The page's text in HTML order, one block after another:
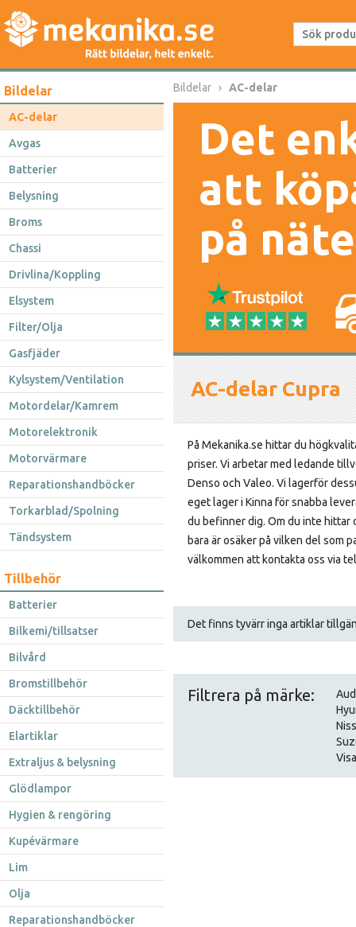
Bildelar
AC-delar
Avgas
Batterier
Belysning
Broms
Chassi
Drivlina/Koppling
Elsystem
Filter/Olja
Gasfjäder
Kylsystem/Ventilation
Motordelar/Kamrem
Motorelektronik
Motorvärmare
Reparationshandböcker
Torkarblad/Spolning
Tändsystem
Tillbehör
Batterier
Bilkemi/tillsatser
Bilvård
Bromstillbehör
Däcktillbehör
Elartiklar
Extraljus & belysning
Glödlampor
Hygien & rengöring
Kupévärmare
Lim
Olja
Reparationshandböcker
Bildelar AC-delar
Det
att
på
AC-delar Cupra
På Mekanika.se hittar du
priser. Vi arbetar med ledande
Denso och Valeo. Vi lagerför
eget lager i Kinna för snabba
du befinner dig. Om du inte hittar
bara är osäker på vilken del som
välkommen att kontakta oss via
Det finns tyvärr inga artiklar
Filtrera på märke: